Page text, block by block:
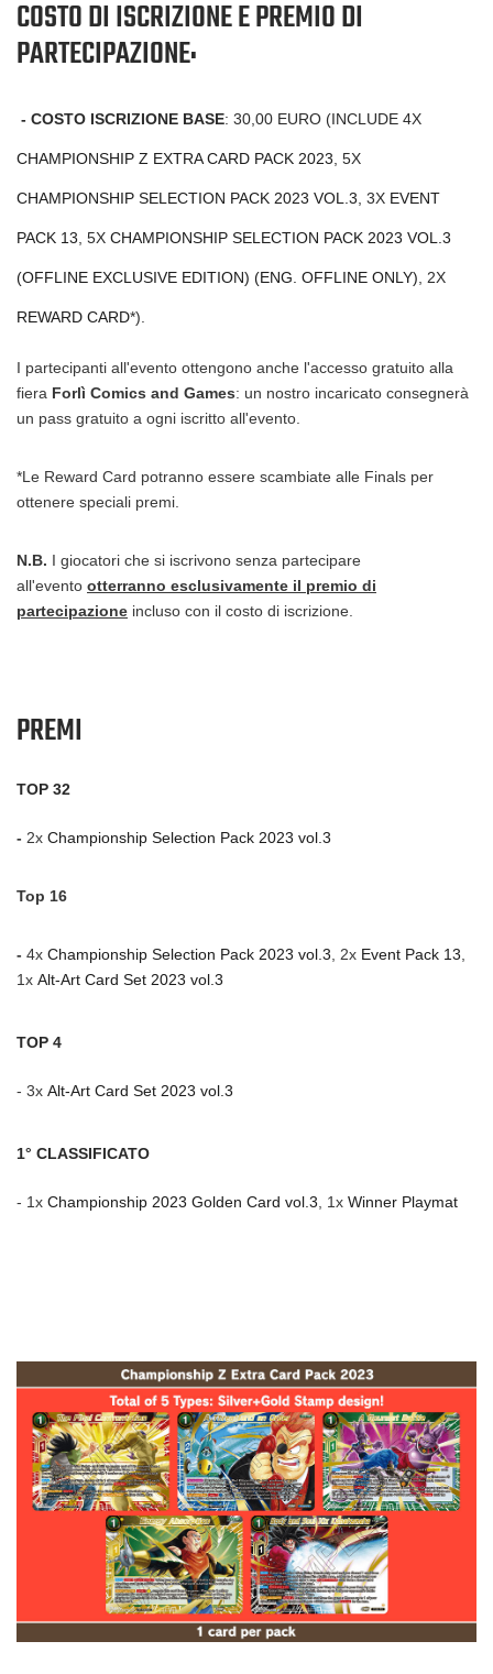
COSTO DI ISCRIZIONE E PREMIO DI
PARTECIPAZIONE:
- COSTO ISCRIZIONE BASE: 30,00 EURO (INCLUDE 4X
CHAMPIONSHIP Z EXTRA CARD PACK 2023, 5X
CHAMPIONSHIP SELECTION PACK 2023 VOL.3, 3X EVENT
PACK 13, 5X CHAMPIONSHIP SELECTION PACK 2023 VOL.3
(OFFLINE EXCLUSIVE EDITION) (ENG. OFFLINE ONLY), 2X
REWARD CARD*).
I partecipanti all'evento ottengono anche l'accesso gratuito alla
fiera Forlì Comics and Games: un nostro incaricato consegnerà
un pass gratuito a ogni iscritto all'evento.
*Le Reward Card potranno essere scambiate alle Finals per
ottenere speciali premi.
N.B. I giocatori che si iscrivono senza partecipare
all'evento otterranno esclusivamente il premio di
partecipazione incluso con il costo di iscrizione.
PREMI
TOP 32
- 2x Championship Selection Pack 2023 vol.3
Top 16
- 4x Championship Selection Pack 2023 vol.3, 2x Event Pack 13,
1x Alt-Art Card Set 2023 vol.3
TOP 4
- 3x Alt-Art Card Set 2023 vol.3
1° CLASSIFICATO
- 1x Championship 2023 Golden Card vol.3, 1x Winner Playmat